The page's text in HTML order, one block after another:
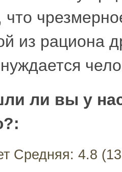
что
из рациона
ли вы у
Средняя: 4.8 (13